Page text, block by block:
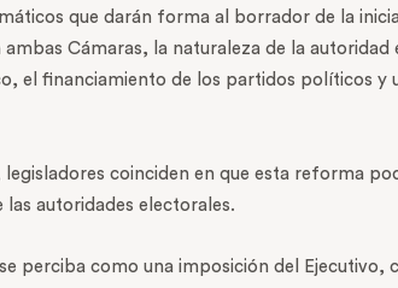
que darán forma al borrador de la
Cámaras, la naturaleza de la
el financiamiento de los partidos políticos y
coinciden en que esta reforma
autoridades electorales.
perciba como una imposición del